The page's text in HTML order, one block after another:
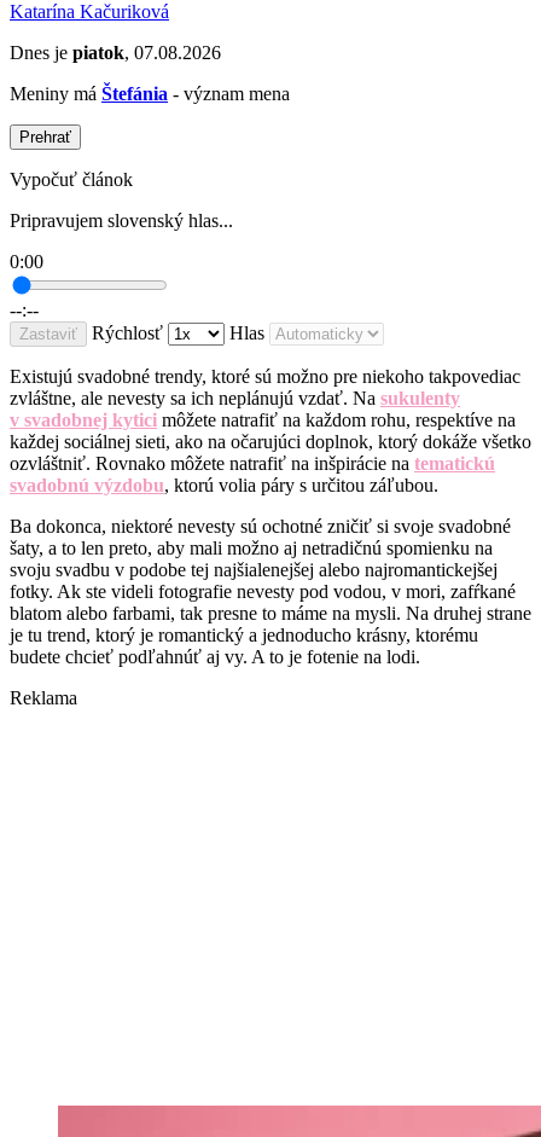
Katarína Kačuriková
Dnes je piatok, 07.08.2026
Meniny má Štefánia - význam mena
Prehrať
Vypočuť článok
Pripravujem slovenský hlas...
0:00
--:--
Zastaviť Rýchlosť Hlas
Existujú svadobné trendy, ktoré sú možno pre niekoho takpovediac
zvláštne, ale nevesty sa ich neplánujú vzdať. Na sukulenty
v svadobnej kytici môžete natrafiť na každom rohu, respektíve na
každej sociálnej sieti, ako na očarujúci doplnok, ktorý dokáže všetko
ozvláštniť. Rovnako môžete natrafiť na inšpirácie na tematickú
svadobnú výzdobu, ktorú volia páry s určitou záľubou.
Ba dokonca, niektoré nevesty sú ochotné zničiť si svoje svadobné
šaty, a to len preto, aby mali možno aj netradičnú spomienku na
svoju svadbu v podobe tej najšialenejšej alebo najromantickejšej
fotky. Ak ste videli fotografie nevesty pod vodou, v mori, zafŕkané
blatom alebo farbami, tak presne to máme na mysli. Na druhej strane
je tu trend, ktorý je romantický a jednoducho krásny, ktorému
budete chcieť podľahnúť aj vy. A to je fotenie na lodi.
Reklama